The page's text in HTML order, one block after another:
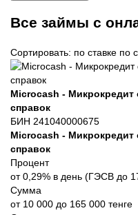
Все займы с
Сортировать: по ставке по
Microcash - Микрокредит
справок
БИН 241040000675
Microcash - Микрокредит
справок
Процент
от 0,29% в день (ГЭСВ до
Сумма
от 10 000 до 165 000 тенге